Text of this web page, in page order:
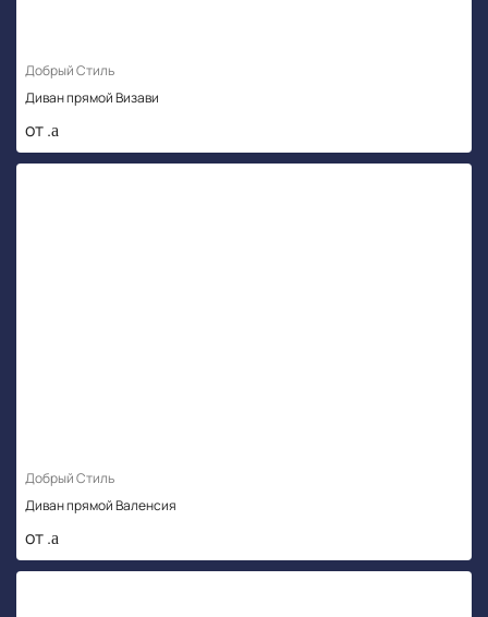
Добрый Стиль
Диван прямой Визави
от .
Добрый Стиль
Диван прямой Валенсия
от .